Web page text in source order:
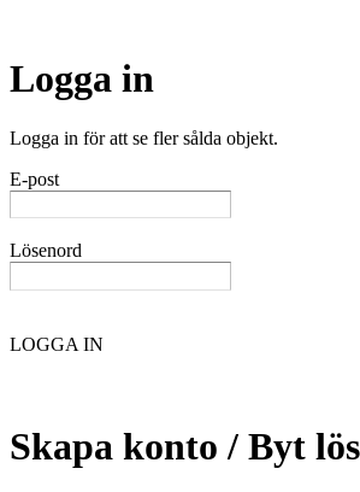
Logga in
Logga in för att se fler sålda objekt.
E-post
Lösenord
LOGGA IN
Skapa konto / Byt